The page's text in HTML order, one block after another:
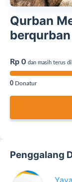
Qurban
berqurban
Rp 0 dan masih terus
0 Donatur
Penggalang